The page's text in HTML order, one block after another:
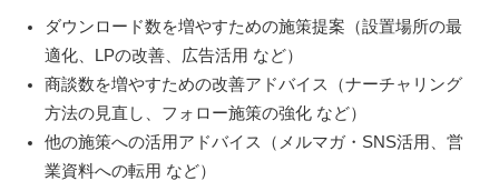
ダウンロード数を増やすための施策提案（設置場所の最
適化、LPの改善、広告活用 など）
商談数を増やすための改善アドバイス（ナーチャリング
方法の見直し、フォロー施策の強化 など）
他の施策への活用アドバイス（メルマガ・SNS活用、営
業資料への転用 など）